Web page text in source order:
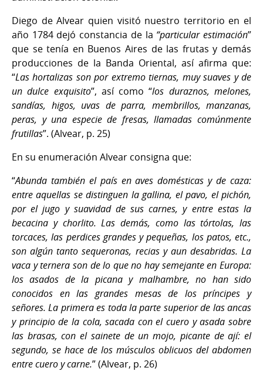
Diego de Alvear quien visitó nuestro territorio en el
año 1784 dejó constancia de la “particular estimación”
que se tenía en Buenos Aires de las frutas y demás
producciones de la Banda Oriental, así afirma que:
“Las hortalizas son por extremo tiernas, muy suaves y de
un dulce exquisito”, así como “los duraznos, melones,
sandías, higos, uvas de parra, membrillos, manzanas,
peras, y una especie de fresas, llamadas comúnmente
frutillas”. (Alvear, p. 25)
En su enumeración Alvear consigna que:
“Abunda también el país en aves domésticas y de caza:
entre aquellas se distinguen la gallina, el pavo, el pichón,
por el jugo y suavidad de sus carnes, y entre estas la
becacina y chorlito. Las demás, como las tórtolas, las
torcaces, las perdices grandes y pequeñas, los patos, etc.,
son algún tanto sequeronas, recias y aun desabridas. La
vaca y ternera son de lo que no hay semejante en Europa:
los asados de la picana y malhambre, no han sido
conocidos en las grandes mesas de los príncipes y
señores. La primera es toda la parte superior de las ancas
y principio de la cola, sacada con el cuero y asada sobre
las brasas, con el sainete de un mojo, picante de ají: el
segundo, se hace de los músculos oblicuos del abdomen
entre cuero y carne.” (Alvear, p. 26)